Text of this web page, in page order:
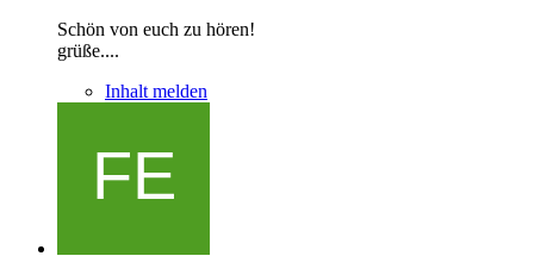
Schön von euch zu hören!
grüße....
Inhalt melden